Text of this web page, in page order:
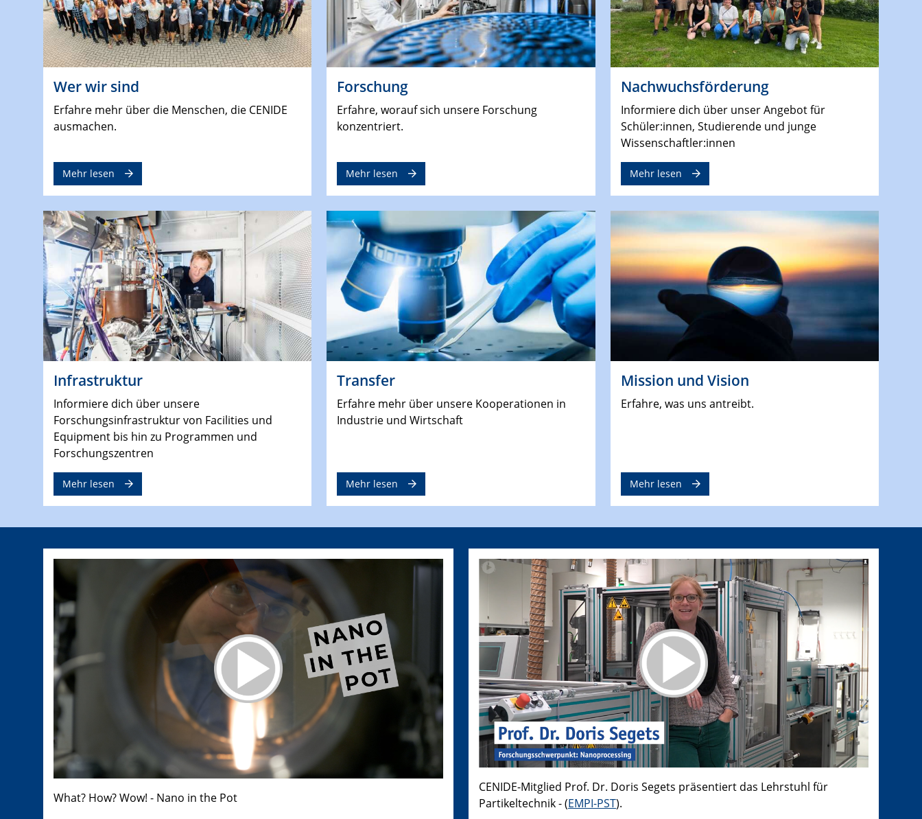
Wer wir sind
Erfahre mehr über die Menschen, die CENIDE
ausmachen.
Mehr lesen
Forschung
Erfahre, worauf sich unsere Forschung
konzentriert.
Mehr lesen
Nachwuchsförderung
Informiere dich über unser Angebot für
Schüler:innen, Studierende und junge
Wissenschaftler:innen
Mehr lesen
Infrastruktur
Informiere dich über unsere
Forschungsinfrastruktur von Facilities und
Equipment bis hin zu Programmen und
Forschungszentren
Mehr lesen
Transfer
Erfahre mehr über unsere Kooperationen in
Industrie und Wirtschaft
Mehr lesen
Mission und Vision
Erfahre, was uns antreibt.
Mehr lesen
What? How? Wow! - Nano in the Pot
CENIDE-Mitglied Prof. Dr. Doris Segets präsentiert das Lehrstuhl für
Partikeltechnik - (EMPI-PST).